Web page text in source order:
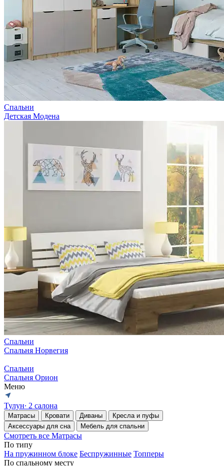
Спальни
Детская Модена
Спальни
Спальня Норвегия
Спальни
Спальня Орион
Меню
Тулун∙ 2 салона
Матрасы Кровати Диваны
Кресла и пуфы
Аксессуары для сна
Мебель для спальни
Смотреть все Матрасы
По типу
На пружинном блоке Беспружинные Топперы
По спальному месту